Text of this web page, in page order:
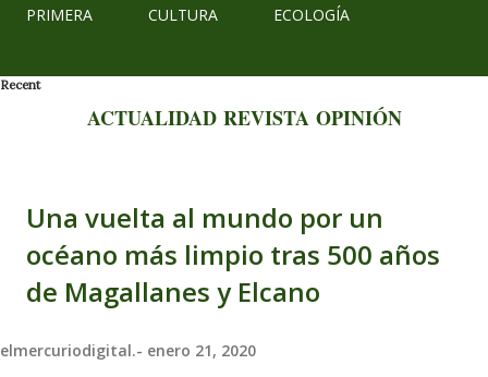
PRIMERA CULTURA ECOLOGÍA
Recent
ACTUALIDAD REVISTA OPINIÓN
Una vuelta al mundo por un
océano más limpio tras 500 años
de Magallanes y Elcano
elmercuriodigital.- enero 21, 2020